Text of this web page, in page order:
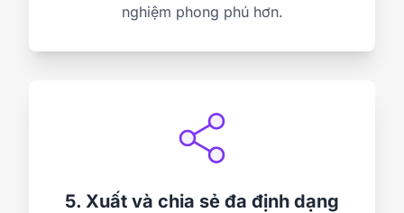
nghiệm phong phú hơn.
5. Xuất và chia sẻ đa định dạng